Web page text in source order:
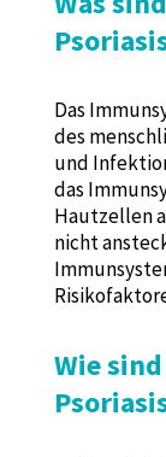
Das
des
und
das
Hautzellen
nicht
Wie